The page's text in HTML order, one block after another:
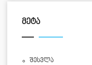
ᲛᲔᲢᲐ
Შესვლა